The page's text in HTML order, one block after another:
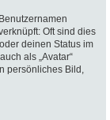
Oft sind dies
deinen Status im
als „Avatar“
persönliches Bild,